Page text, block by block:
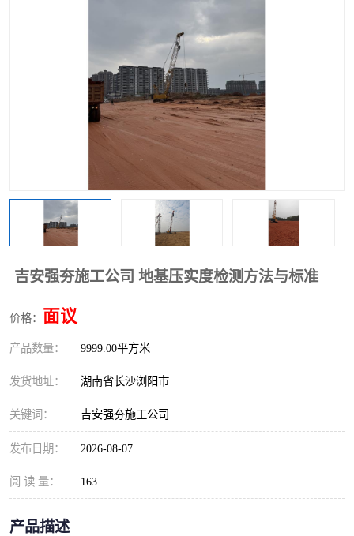
吉安强夯施工公司 地基压实度检测方法与标准
价格： 面议
产品数量： 9999.00平方米
发货地址： 湖南省长沙浏阳市
关键词： 吉安强夯施工公司
发布日期： 2026-08-07
阅 读 量： 163
产品描述